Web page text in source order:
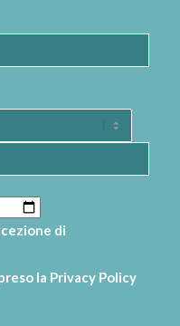
di
la Privacy Policy